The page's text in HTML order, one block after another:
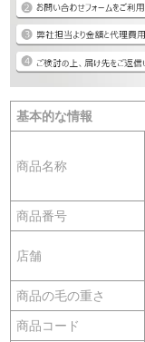
基本的な情報
商品名称
商品番号
店舗
商品の毛の重さ
商品コード